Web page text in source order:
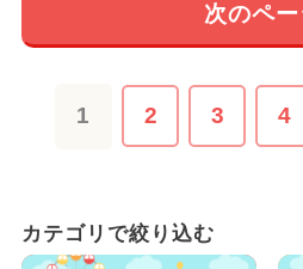
次のペ
1 2 3 4
カテゴリで絞り込む